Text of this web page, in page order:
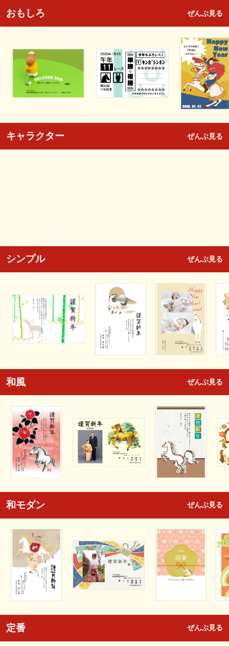
おもしろ ぜんぶ見る
キャラクター ぜんぶ見る
シンプル ぜんぶ見る
和風 ぜんぶ見る
和モダン ぜんぶ見る
定番 ぜんぶ見る